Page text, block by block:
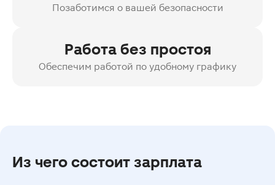
Позаботимся о вашей безопасности
Работа без простоя
Обеспечим работой по удобному графику
Из чего состоит зарплата